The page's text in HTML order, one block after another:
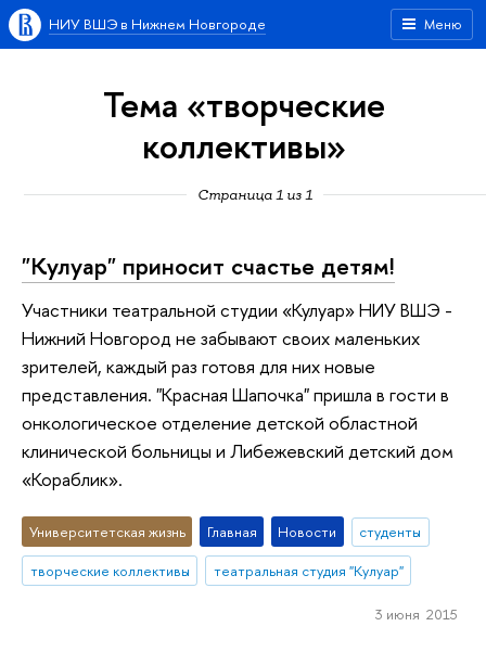
Меню
НИУ ВШЭ в Нижнем Новгороде
Тема «творческие
коллективы»
Страница 1 из 1
"Кулуар" приносит счастье детям!
Участники театральной студии «Кулуар» НИУ ВШЭ -
Нижний Новгород не забывают своих маленьких
зрителей, каждый раз готовя для них новые
представления. "Красная Шапочка" пришла в гости в
онкологическое отделение детской областной
клинической больницы и Либежевский детский дом
«Кораблик».
Университетская жизнь Главная Новости
студенты
творческие коллективы
театральная студия "Кулуар"
3 июня 2015